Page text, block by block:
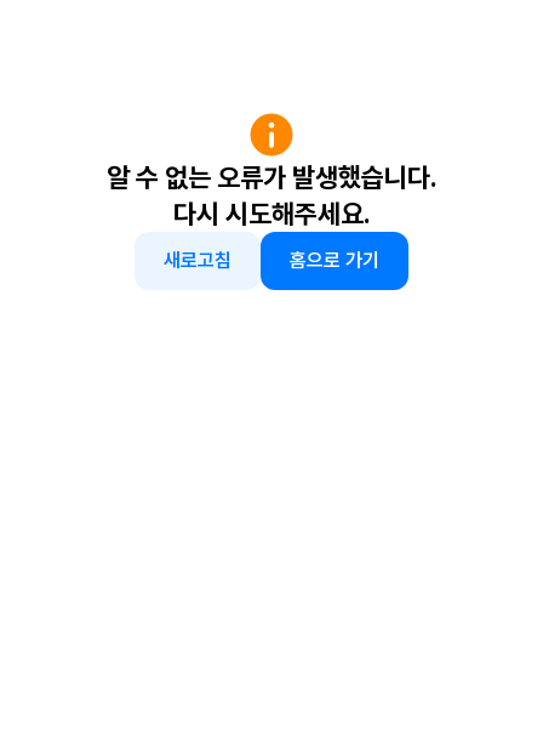
알 수 없는 오류가 발생했습니다.
다시 시도해주세요.
새로고침 홈으로 가기